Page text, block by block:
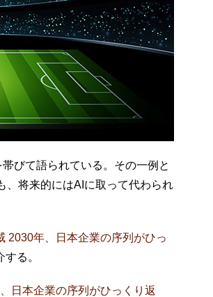
びて語られている。その一例と
、将来的にはAIに取って代わられ
2030年、日本企業の序列がひっ
る。
日本企業の序列がひっくり返